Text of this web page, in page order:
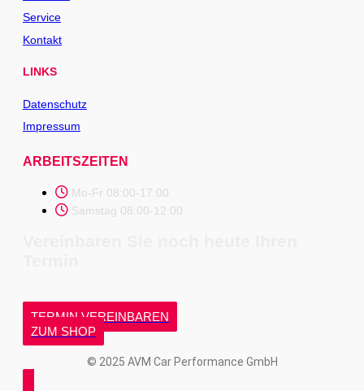
Service
Kontakt
LINKS
Datenschutz
Impressum
ARBEITSZEITEN
Mo-Fr 08:00-17:00
Samstag 08:00-12:00
TERMIN VEREINBAREN
ZUM SHOP
© 2025 AVM Car Performance GmbH